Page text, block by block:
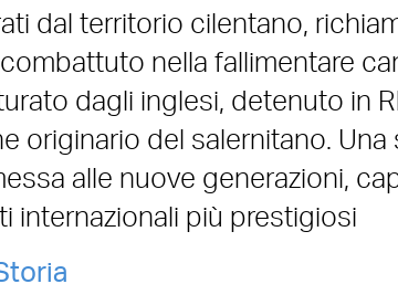
dal territorio cilentano,
nella fallimentare
dagli inglesi, detenuto in
originario del salernitano.
alle nuove generazioni,
internazionali più prestigiosi